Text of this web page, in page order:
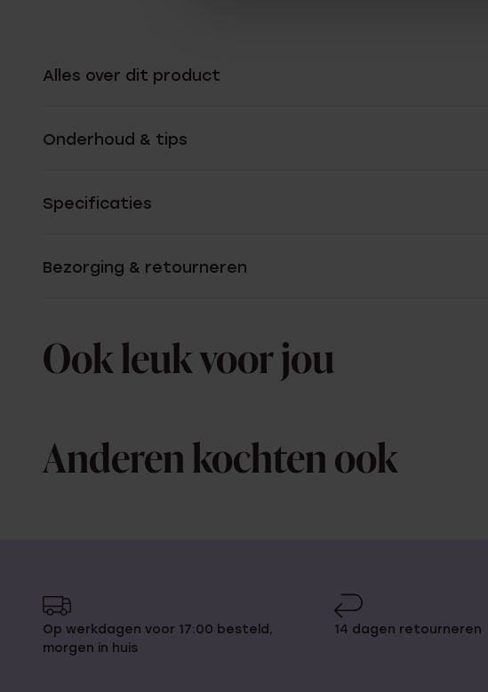
Alles over dit product
Onderhoud & tips
Specificaties
Bezorging & retourneren
Ook leuk voor jou
Anderen kochten ook
Op werkdagen voor 17:00 besteld,
morgen in huis
14 dagen retourneren